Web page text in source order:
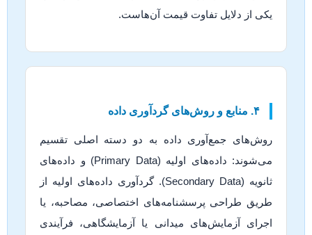
یکی از دلایل تفاوت قیمت آن‌هاست.
۴. منابع و روش‌های گردآوری داده
روش‌های جمع‌آوری داده به دو دسته اصلی تقسیم
می‌شوند: داده‌های اولیه (Primary Data) و داده‌های
ثانویه (Secondary Data). گردآوری داده‌های اولیه از
طریق طراحی پرسشنامه‌های اختصاصی، مصاحبه، یا
اجرای آزمایش‌های میدانی یا آزمایشگاهی، فرآیندی